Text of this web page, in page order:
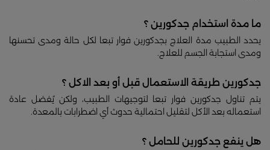
ما مدة استخدام جدكورين ؟
يحدد الطبيب مدة العلاج بجدكورين فوار تبعا لكل حالة ومدى تحسنها
ومدى استجابة الجسم للعلاج.
جدكورين طريقة الاستعمال قبل أو بعد الاكل ؟
يتم تناول جدكورين فوار تبعا لتوجيهات الطبيب، ولكن يُفضل عادة
استعماله بعد الأكل لتقليل احتمالية حدوث أي اضطرابات بالمعدة.
هل ينفع جدكورين للحامل ؟